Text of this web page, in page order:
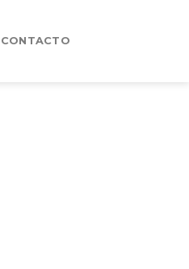
CONTACTO